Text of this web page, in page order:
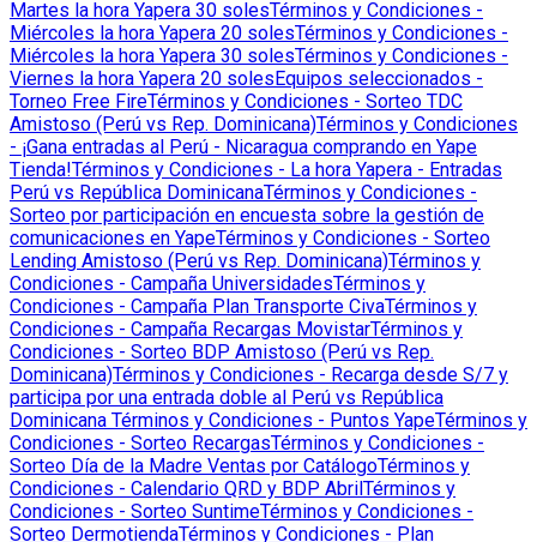
Martes la hora Yapera 30 solesTérminos y Condiciones -
Miércoles la hora Yapera 20 solesTérminos y Condiciones -
Miércoles la hora Yapera 30 solesTérminos y Condiciones -
Viernes la hora Yapera 20 solesEquipos seleccionados -
Torneo Free FireTérminos y Condiciones - Sorteo TDC
Amistoso (Perú vs Rep. Dominicana)Términos y Condiciones
- ¡Gana entradas al Perú - Nicaragua comprando en Yape
Tienda!Términos y Condiciones - La hora Yapera - Entradas
Perú vs República DominicanaTérminos y Condiciones -
Sorteo por participación en encuesta sobre la gestión de
comunicaciones en YapeTérminos y Condiciones - Sorteo
Lending Amistoso (Perú vs Rep. Dominicana)Términos y
Condiciones - Campaña UniversidadesTérminos y
Condiciones - Campaña Plan Transporte CivaTérminos y
Condiciones - Campaña Recargas MovistarTérminos y
Condiciones - Sorteo BDP Amistoso (Perú vs Rep.
Dominicana)Términos y Condiciones - Recarga desde S/7 y
participa por una entrada doble al Perú vs República
Dominicana Términos y Condiciones - Puntos YapeTérminos y
Condiciones - Sorteo RecargasTérminos y Condiciones -
Sorteo Día de la Madre Ventas por CatálogoTérminos y
Condiciones - Calendario QRD y BDP AbrilTérminos y
Condiciones - Sorteo SuntimeTérminos y Condiciones -
Sorteo DermotiendaTérminos y Condiciones - Plan